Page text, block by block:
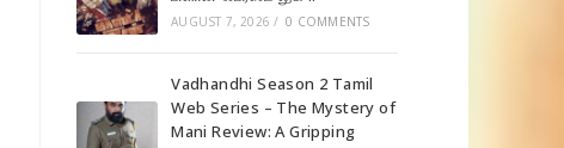
AUGUST 7, 2026 / 0 COMMENTS
Vadhandhi Season 2 Tamil
Web Series – The Mystery of
Mani Review: A Gripping